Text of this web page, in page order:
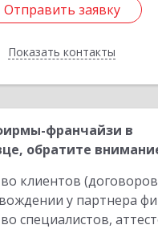
Отправить заявку
Показать контакты
Отправить заявку
Назад
франчайзи в
обратите
клиентов
у партнера
специалистов,